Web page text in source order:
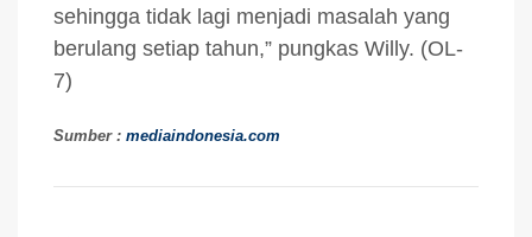
sehingga tidak lagi menjadi masalah yang
berulang setiap tahun,” pungkas Willy. (OL-
7)
Sumber : mediaindonesia.com